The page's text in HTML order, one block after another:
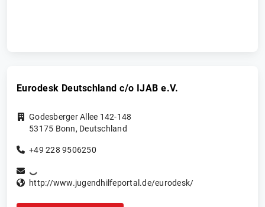
Eurodesk Deutschland c/o IJAB e.V.
Godesberger Allee 142-148
53175 Bonn, Deutschland
+49 228 9506250
http://www.jugendhilfeportal.de/eurodesk/